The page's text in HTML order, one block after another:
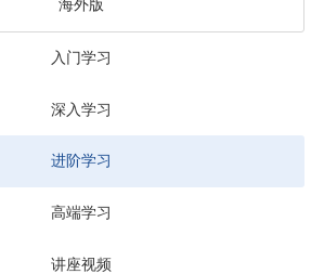
海外版
入门学习
深入学习
进阶学习
高端学习
讲座视频